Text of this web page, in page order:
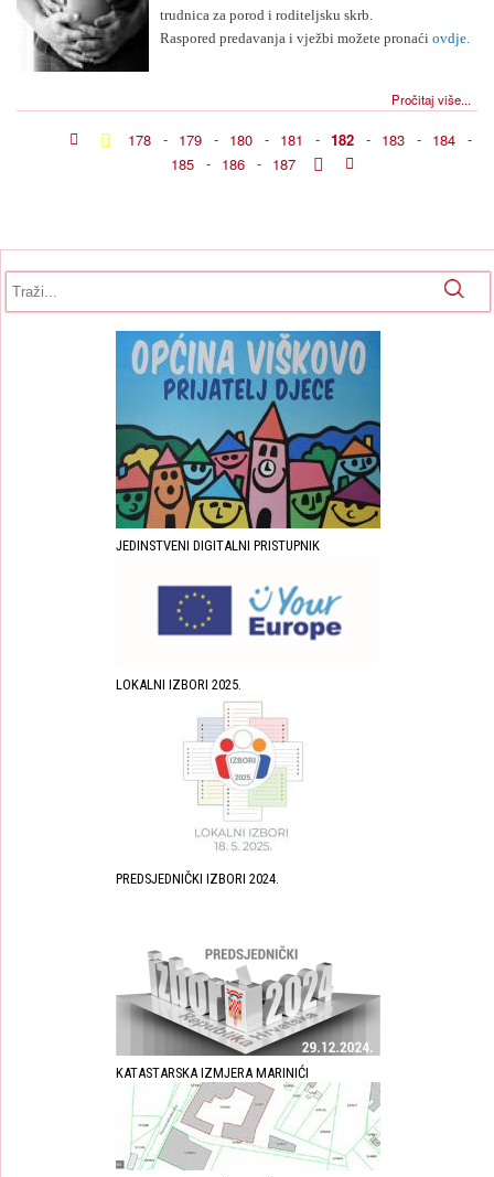
trudnica za porod i roditeljsku skrb.
Raspored predavanja i vježbi možete pronaći ovdje.
Pročitaj više...
178 - 179 - 180 - 181 - 182 - 183 - 184 -
185 - 186 - 187
Obrazac pretrage
JEDINSTVENI DIGITALNI PRISTUPNIK
LOKALNI IZBORI 2025.
PREDSJEDNIČKI IZBORI 2024.
KATASTARSKA IZMJERA MARINIĆI